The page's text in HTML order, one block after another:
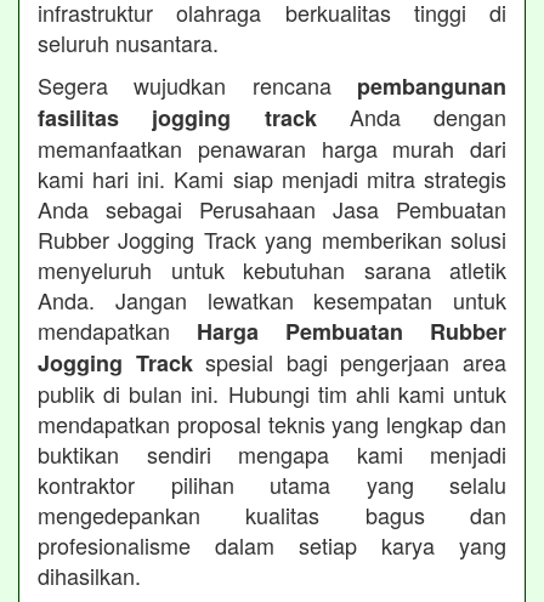
infrastruktur olahraga berkualitas tinggi di
seluruh nusantara.
Segera wujudkan rencana pembangunan
fasilitas jogging trackAnda dengan
memanfaatkan penawaran harga murah dari
kami hari ini. Kami siap menjadi mitra strategis
Anda sebagai Perusahaan Jasa Pembuatan
Rubber Jogging Track yang memberikan solusi
menyeluruh untuk kebutuhan sarana atletik
Anda. Jangan lewatkan kesempatan untuk
mendapatkan Harga Pembuatan Rubber
Jogging Trackspesial bagi pengerjaan area
publik di bulan ini. Hubungi tim ahli kami untuk
mendapatkan proposal teknis yang lengkap dan
buktikan sendiri mengapa kami menjadi
kontraktor pilihan utama yang selalu
mengedepankan kualitas bagus dan
profesionalisme dalam setiap karya yang
dihasilkan.